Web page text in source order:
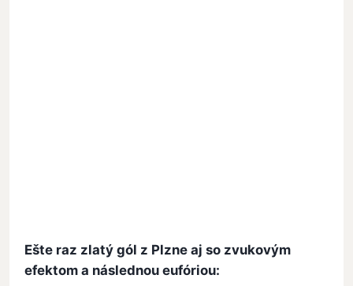
Ešte raz zlatý gól z Plzne aj so zvukovým
efektom a následnou eufóriou: